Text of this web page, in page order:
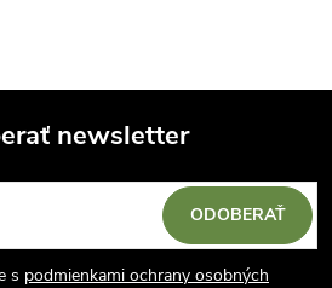
newsletter
s podmienkami ochrany osobných
ODOBERAŤ